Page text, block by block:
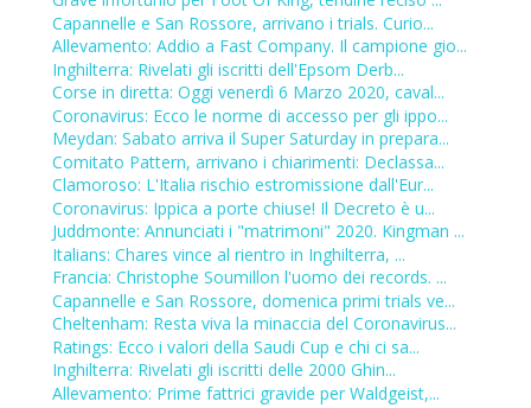
Capannelle e San Rossore, arrivano i trials. Curio...
Allevamento: Addio a Fast Company. Il campione gio...
Inghilterra: Rivelati gli iscritti dell'Epsom Derb...
Corse in diretta: Oggi venerdì 6 Marzo 2020, caval...
Coronavirus: Ecco le norme di accesso per gli ippo...
Meydan: Sabato arriva il Super Saturday in prepara...
Comitato Pattern, arrivano i chiarimenti: Declassa...
Clamoroso: L'Italia rischio estromissione dall'Eur...
Coronavirus: Ippica a porte chiuse! Il Decreto è u...
Juddmonte: Annunciati i "matrimoni" 2020. Kingman ...
Italians: Chares vince al rientro in Inghilterra, ...
Francia: Christophe Soumillon l'uomo dei records. ...
Capannelle e San Rossore, domenica primi trials ve...
Cheltenham: Resta viva la minaccia del Coronavirus...
Ratings: Ecco i valori della Saudi Cup e chi ci sa...
Inghilterra: Rivelati gli iscritti delle 2000 Ghin...
Allevamento: Prime fattrici gravide per Waldgeist,...